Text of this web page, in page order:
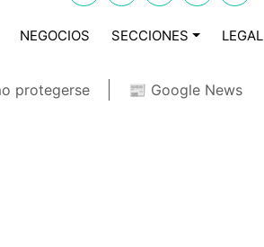
NEGOCIOS SECCIONES LEGAL
protegerse 📰 Google News